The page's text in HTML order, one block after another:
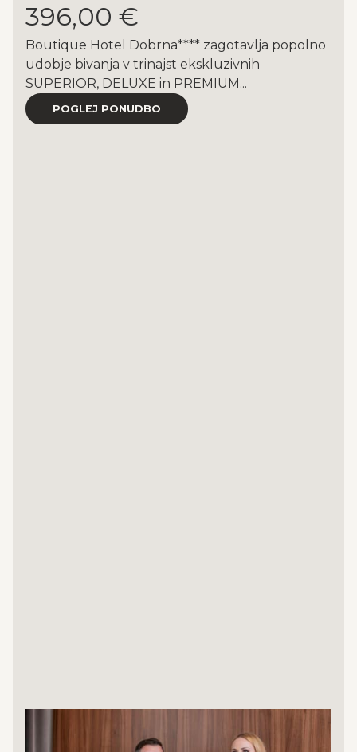
396,00 €
Boutique Hotel Dobrna**** zagotavlja popolno
udobje bivanja v trinajst ekskluzivnih
SUPERIOR, DELUXE in PREMIUM...
POGLEJ PONUDBO